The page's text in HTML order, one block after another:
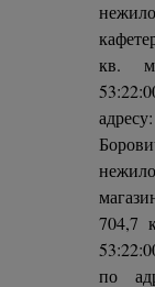
кв. м
704,7
по